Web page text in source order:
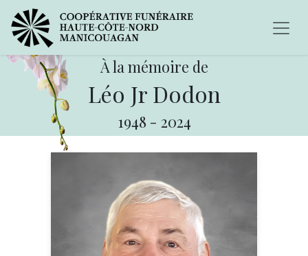
À la mémoire de
Léo Jr Dodon
1948 - 2024